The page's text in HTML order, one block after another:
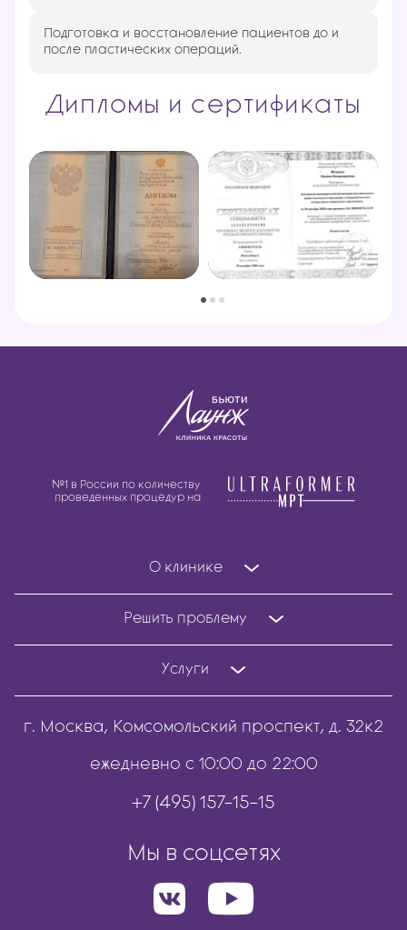
Подготовка и восстановление пациентов до и
после пластических операций.
Дипломы и сертификаты
№1 в России по количеству
проведенных процедур на
О клинике
Решить проблему
Услуги
г. Москва, Комсомольский проспект, д. 32к2
ежедневно с 10:00 до 22:00
+7 (495) 157-15-15
Мы в соцсетях